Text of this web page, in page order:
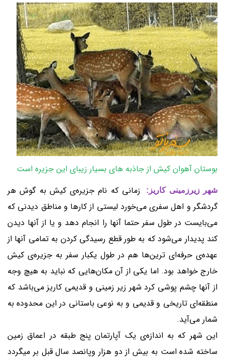
بوستان آهوان کیش از جاذبه های بسیار زیبای این جزیره است
شهر زیرزمینی کاریز: زمانی که نام جزیره‌ی کیش به گوش هر
گردشگر و اهل سفری می‌خورد لیستی از کارها و مناطق دیدنی که
می‌بایست در طول سفر حتما آنها را انجام دهد و یا از آنها دیدن
کند پدیدار می‌شود که به طور قطع رسیدگی کردن به تمامی آنها از
عهده‌ی حرفه‌ای ترین‌ها هم در طول یکبار سفر به جزیره‌ی کیش
خارج خواهد بود. اما یکی از آن مکان‌هایی که نباید به هیچ وجه
از آنها چشم پوشی کرد شهر زیر زمینی و قدیمی کاریز می‌باشد که
منطقه‌ای تاریخی و قدیمی و به نوعی باستانی در این محدوده به
شمار می‌آید.
این شهر که به اندازه‌ی یک آپارتمان پنج طبقه در اعماق زمین
ساخته شده است به بیش از دو هزار وپانصد سال قبل بر میگردد